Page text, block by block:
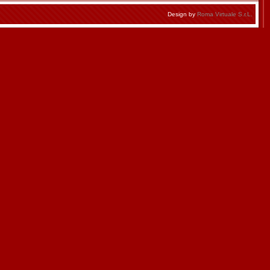
Design by Roma Virtuale S.r.L.